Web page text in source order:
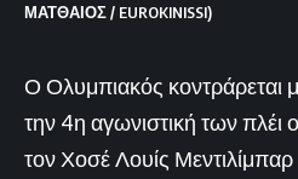
ΜΑΤΘΑΙΟΣ / EUROKINISSI)
Ο Ολυμπιακός κοντράρεται
την 4η αγωνιστική των
τον Χοσέ Λουίς